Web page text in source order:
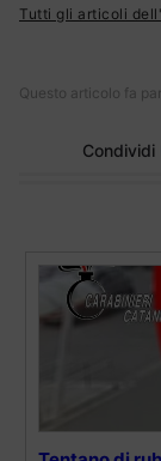
Tutti gli articoli
Questo articolo fa
Condividi